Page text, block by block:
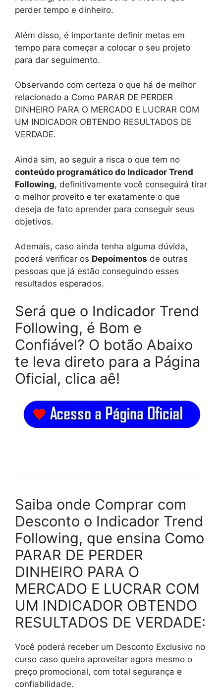
perder tempo e dinheiro.
Além disso, é importante definir metas em
tempo para começar a colocar o seu projeto
para dar seguimento.
Observando com certeza o que há de melhor
relacionado a Como PARAR DE PERDER
DINHEIRO PARA O MERCADO E LUCRAR COM
UM INDICADOR OBTENDO RESULTADOS DE
VERDADE.
Ainda sim, ao seguir a risca o que tem no
conteúdo programático do Indicador Trend
Following, definitivamente você conseguirá tirar
o melhor proveito e ter exatamente o que
deseja de fato aprender para conseguir seus
objetivos.
Ademais, caso ainda tenha alguma dúvida,
poderá verificar os Depoimentos de outras
pessoas que já estão conseguindo esses
resultados esperados.
Será que o Indicador Trend
Following, é Bom e
Confiável? O botão Abaixo
te leva direto para a Página
Oficial, clica aê!
Saiba onde Comprar com
Desconto o Indicador Trend
Following, que ensina Como
PARAR DE PERDER
DINHEIRO PARA O
MERCADO E LUCRAR COM
UM INDICADOR OBTENDO
RESULTADOS DE VERDADE:
Você poderá receber um Desconto Exclusivo no
curso caso queira aproveitar agora mesmo o
preço promocional, com total segurança e
confiabilidade.